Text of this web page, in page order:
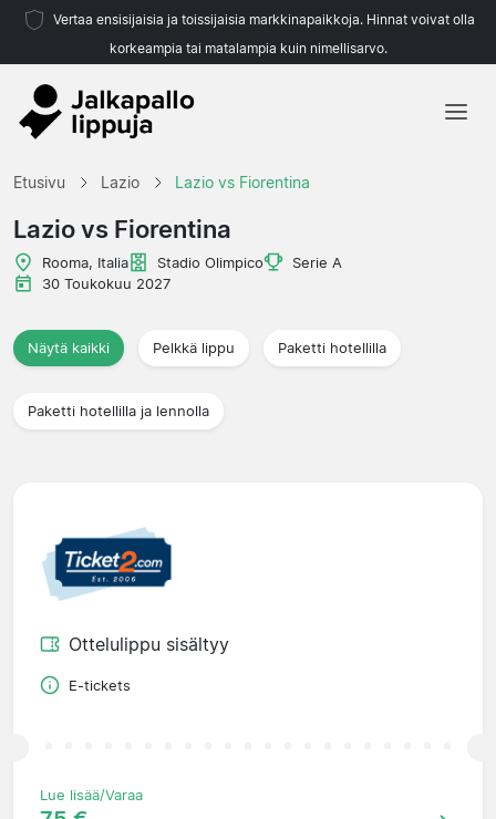
Vertaa ensisijaisia ja toissijaisia markkinapaikkoja. Hinnat voivat olla
korkeampia tai matalampia kuin nimellisarvo.
Etusivu Lazio Lazio vs Fiorentina
Lazio vs Fiorentina
Rooma, Italia Stadio Olimpico
Serie A
30 Toukokuu 2027
Näytä kaikki Pelkkä lippu Paketti hotellilla
Paketti hotellilla ja lennolla
Ottelulippu sisältyy
E-tickets
Lue lisää/Varaa